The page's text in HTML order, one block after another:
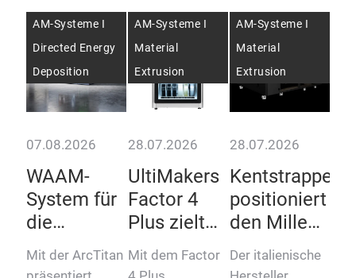
AM-Systeme I
Directed Energy
Deposition
07.08.2026
WAAM-
System für
die
industrielle
Titan-
Mit der ArcTitan
AM-Systeme I
Material
Extrusion
28.07.2026
UltiMakers
Factor 4
Plus zielt
auf
kontinuierliche
Mit dem Factor
AM-Systeme I
Material
Extrusion
28.07.2026
Kentstrapper
positioniert
den Mille
an der
Spitze
Der italienische